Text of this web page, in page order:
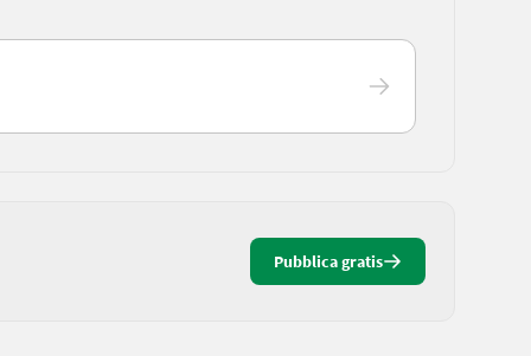
Pubblica gratis